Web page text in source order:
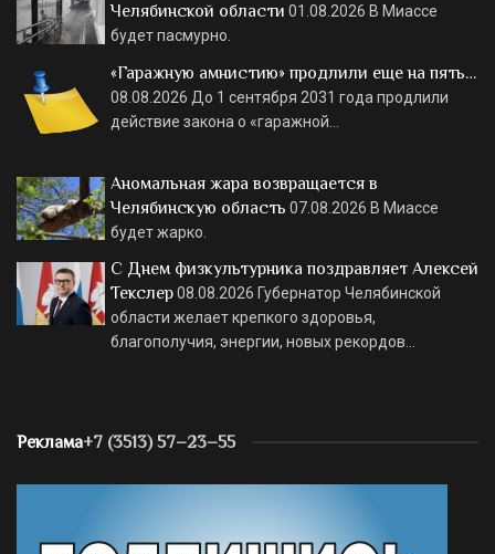
Челябинской области 01.08.2026 В Миассе
будет пасмурно.
«Гаражную амнистию» продлили еще на пять…
08.08.2026 До 1 сентября 2031 года продлили
действие закона о «гаражной…
Аномальная жара возвращается в
Челябинскую область 07.08.2026 В Миассе
будет жарко.
С Днем физкультурника поздравляет Алексей
Текслер08.08.2026 Губернатор Челябинской
области желает крепкого здоровья,
благополучия, энергии, новых рекордов…
Реклама+7 (3513) 57–23–55